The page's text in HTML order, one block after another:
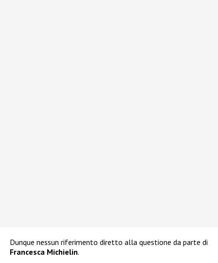
Dunque nessun riferimento diretto alla questione da parte di
Francesca Michielin.